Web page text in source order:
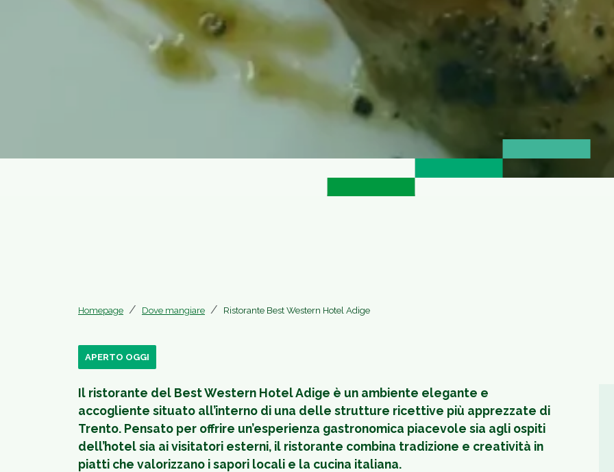
Homepage Dove mangiare Ristorante Best Western Hotel Adige
APERTO OGGI
Il ristorante del Best Western Hotel Adige è un ambiente elegante e
accogliente situato all’interno di una delle strutture ricettive più apprezzate di
Trento. Pensato per offrire un’esperienza gastronomica piacevole sia agli ospiti
dell’hotel sia ai visitatori esterni, il ristorante combina tradizione e creatività in
piatti che valorizzano i sapori locali e la cucina italiana.